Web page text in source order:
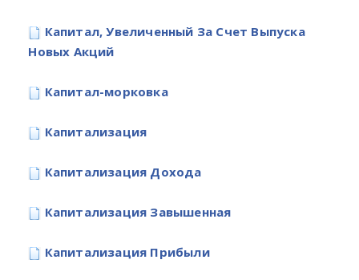
Капитал, Увеличенный За Счет Выпуска
Новых Акций
Капитал-морковка
Капитализация
Капитализация Дохода
Капитализация Завышенная
Капитализация Прибыли